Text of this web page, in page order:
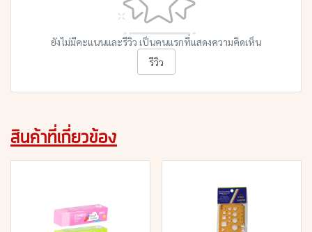
ยังไม่มีคะแนนและรีวิว เป็นคนแรกที่แสดงความคิดเห็น
รีวิว
สินค้าที่เกี่ยวข้อง